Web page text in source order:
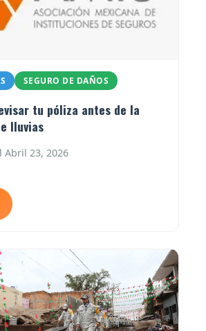
SEGURO DE DAÑOS
tu póliza antes de la
lluvias
Abril 23, 2026